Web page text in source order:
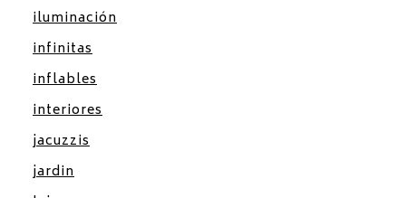
iluminación
infinitas
inflables
interiores
jacuzzis
jardin